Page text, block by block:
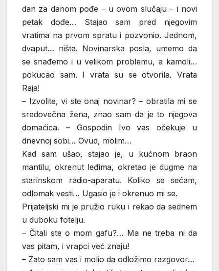
dan za danom pođe – u ovom slučaju – i novi
petak dođe… Stajao sam pred njegovim
vratima na prvom spratu i pozvonio. Jednom,
dvaput… ništa. Novinarska posla, umemo da
se snađemo i u velikom problemu, a kamoli…
pokucao sam. I vrata su se otvorila. Vrata
Raja!
– Izvolite, vi ste onaj novinar? – obratila mi se
sredovečna žena, znao sam da je to njegova
domaćica. – Gospodin Ivo vas očekuje u
dnevnoj sobi… Ovud, molim…
Kad sam ušao, stajao je, u kućnom braon
mantilu, okrenut leđima, okretao je dugme na
starinskom radio-aparatu. Koliko se sećam,
odlomak vesti… Ugasio je i okrenuo mi se.
Prijateljski mi je pružio ruku i rekao da sednem
u duboku fotelju.
– Čitali ste o mom gafu?… Ma ne treba ni da
vas pitam, i vrapci već znaju!
– Zato sam vas i molio da odložimo razgovor…